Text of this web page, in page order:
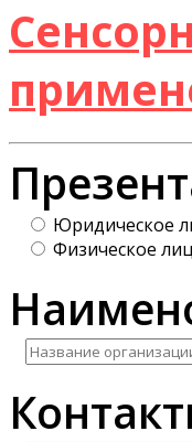
Юридическое
Физическое